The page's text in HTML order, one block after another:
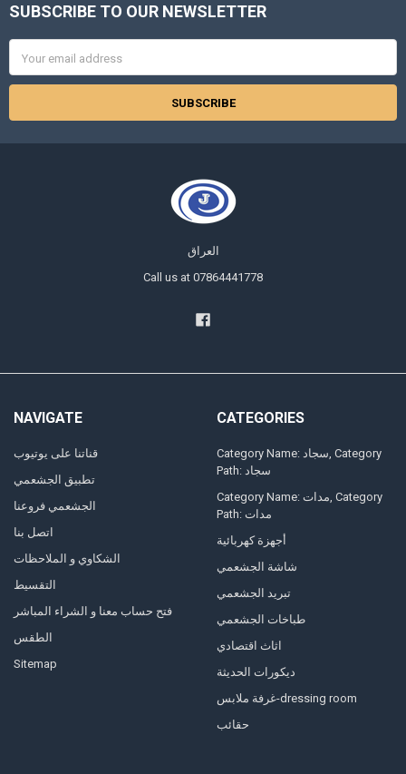
Footer
SUBSCRIBE TO OUR NEWSLETTER
Address
العراق
Call us at 07864441778
NAVIGATE
قناتنا على يوتيوب
تطبيق الجشعمي
الجشعمي فروعنا
اتصل بنا
الشكاوي و الملاحظات
التقسيط
فتح حساب معنا و الشراء المباشر
الطقس
Sitemap
CATEGORIES
Category Name: سجاد, Category
Path: سجاد
Category Name: مدات, Category
Path: مدات
أجهزة كهربائية
شاشة الجشعمي
تبريد الجشعمي
طباخات الجشعمي
اثاث اقتصادي
ديكورات الحديثة
غرفة ملابس-dressing room
حقائب